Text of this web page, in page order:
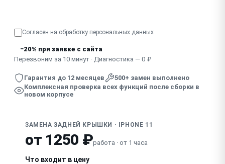
Согласен на обработку персональных данных
−20% при заявке с сайта
Перезвоним за 10 минут · Диагностика — 0 ₽
Гарантия до 12 месяцев
500+ замен выполнено
Комплексная проверка всех функций после сборки в
новом корпусе
ЗАМЕНА ЗАДНЕЙ КРЫШКИ · IPHONE 11
от 1250 ₽работа · от 1 часа
Что входит в цену